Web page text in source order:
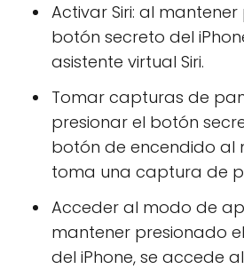
Activar Siri: al
botón secreto del
asistente virtual Siri.
Tomar capturas de
presionar el botón
botón de encendido al
toma una captura de
Acceder al modo de
mantener presionado
del iPhone, se accede